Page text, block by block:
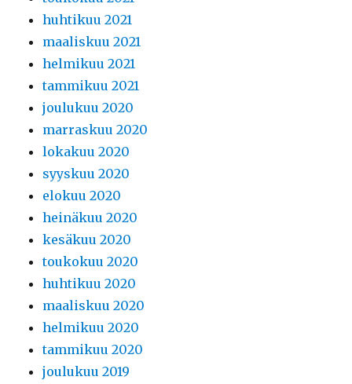
huhtikuu 2021
maaliskuu 2021
helmikuu 2021
tammikuu 2021
joulukuu 2020
marraskuu 2020
lokakuu 2020
syyskuu 2020
elokuu 2020
heinäkuu 2020
kesäkuu 2020
toukokuu 2020
huhtikuu 2020
maaliskuu 2020
helmikuu 2020
tammikuu 2020
joulukuu 2019